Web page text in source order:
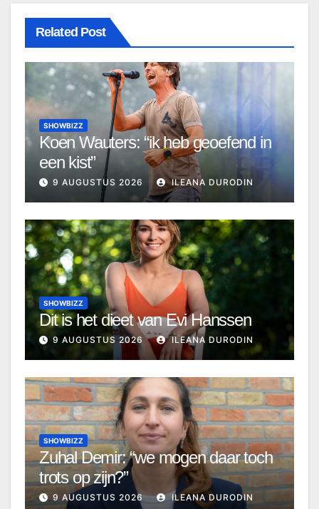
Related Post
SHOWBIZZ
Koen Wauters: “ik heb geoefend in
een kist”
9 AUGUSTUS 2026 ILEANA DURODIN
SHOWBIZZ
Dit is het dieet van Evi Hanssen
9 AUGUSTUS 2026 ILEANA DURODIN
SHOWBIZZ
Zuhal Demir: “we mogen daar toch
trots op zijn?”
9 AUGUSTUS 2026 ILEANA DURODIN